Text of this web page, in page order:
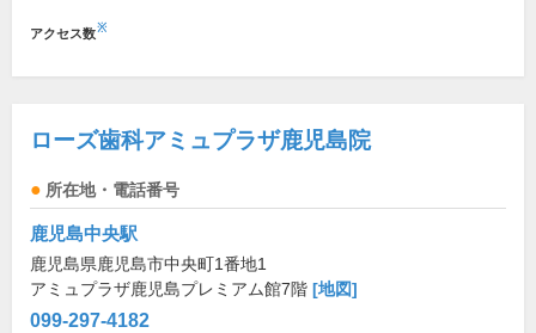
アクセス数※
ローズ歯科アミュプラザ鹿児島院
所在地・電話番号
鹿児島中央駅
鹿児島県鹿児島市中央町1番地1
アミュプラザ鹿児島プレミアム館7階 [地図]
099-297-4182